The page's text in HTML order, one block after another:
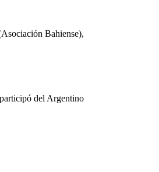
Bahiense),
del Argentino